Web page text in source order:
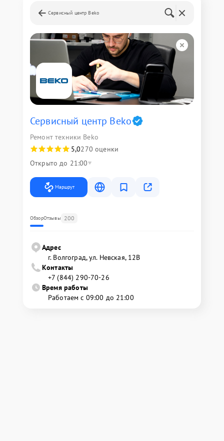
Сервисный центр Beko
Сервисный центр Beko
Ремонт техники Beko
5,0270 оценки
Открыто до 21:00
Маршрут
ОбзорОтзывы 200
Адрес
г. Волгоград, ул. Невская, 12В
Контакты
+7 (844) 290-70-26
Время работы
Работаем с 09:00 до 21:00